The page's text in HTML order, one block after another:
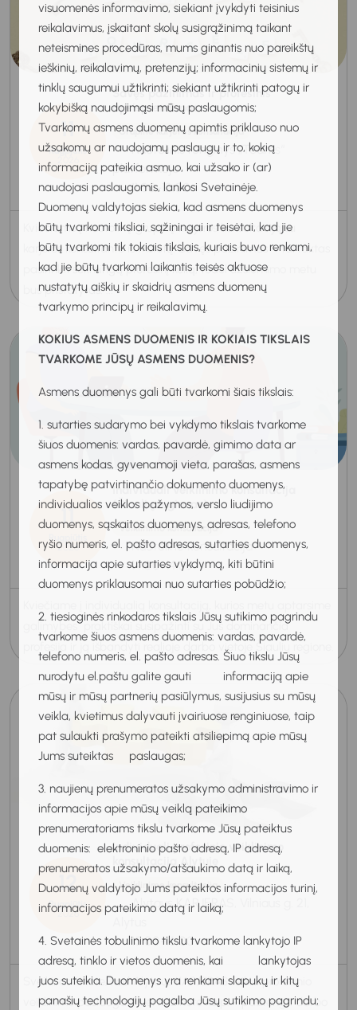
visuomenės informavimo, siekiant įvykdyti teisinius
reikalavimus, įskaitant skolų susigrąžinimą taikant
neteismines procedūras, mums ginantis nuo pareikštų
ieškinių, reikalavimų, pretenzijų; informacinių sistemų ir
tinklų saugumui užtikrinti; siekiant užtikrinti patogų ir
kokybišką naudojimąsi mūsų paslaugomis;
Tvarkomų asmens duomenų apimtis priklauso nuo
užsakomų ar naudojamų paslaugų ir to, kokią
informaciją pateikia asmuo, kai užsako ir (ar)
naudojasi paslaugomis, lankosi Svetainėje.
Duomenų valdytojas siekia, kad asmens duomenys
būtų tvarkomi tiksliai, sąžiningai ir teisėtai, kad jie
būtų tvarkomi tik tokiais tikslais, kuriais buvo renkami,
kad jie būtų tvarkomi laikantis teisės aktuose
nustatytų aiškių ir skaidrių asmens duomenų
tvarkymo principų ir reikalavimų.
KOKIUS ASMENS DUOMENIS IR KOKIAIS TIKSLAIS
TVARKOME JŪSŲ ASMENS DUOMENIS?
Asmens duomenys gali būti tvarkomi šiais tikslais:
1. sutarties sudarymo bei vykdymo tikslais tvarkome
šiuos duomenis: vardas, pavardė, gimimo data ar
asmens kodas, gyvenamoji vieta, parašas, asmens
tapatybę patvirtinančio dokumento duomenys,
individualios veiklos pažymos, verslo liudijimo
duomenys, sąskaitos duomenys, adresas, telefono
ryšio numeris, el. pašto adresas, sutarties duomenys,
informacija apie sutarties vykdymą, kiti būtini
duomenys priklausomai nuo sutarties pobūdžio;
2. tiesioginės rinkodaros tikslais Jūsų sutikimo pagrindu
tvarkome šiuos asmens duomenis: vardas, pavardė,
telefono numeris, el. pašto adresas. Šiuo tikslu Jūsų
nurodytu el.paštu galite gauti informaciją apie
mūsų ir mūsų partnerių pasiūlymus, susijusius su mūsų
veikla, kvietimus dalyvauti įvairiuose renginiuose, taip
pat sulaukti prašymo pateikti atsiliepimą apie mūsų
Jums suteiktas paslaugas;
3. naujienų prenumeratos užsakymo administravimo ir
informacijos apie mūsų veiklą pateikimo
prenumeratoriams tikslu tvarkome Jūsų pateiktus
duomenis: elektroninio pašto adresą, IP adresą,
prenumeratos užsakymo/atšaukimo datą ir laiką,
Duomenų valdytojo Jums pateiktos informacijos turinį,
informacijos pateikimo datą ir laiką;
4. Svetainės tobulinimo tikslu tvarkome lankytojo IP
adresą, tinklo ir vietos duomenis, kai lankytojas
juos suteikia. Duomenys yra renkami slapukų ir kitų
panašių technologijų pagalba Jūsų sutikimo pagrindu;
11
Rugpjūtis
Savęs pažinimas ir profesinis
apsisprendimas
Grupinė karjeros konsultacija
Nuotolinis renginys „Teams“
platformoje
11:00-12:00
Kviečiame į nuotolinę grupinę karjeros konsultaciją su
karjeros konsultante iš Molėtų. Savęs pažinimas – tai raktas
pasirinkti sėkmingą profesinį kelią, todėl užsiėmimo metu
bus pristatytas: ...
11
Rugpjūtis
2026
Individuali veiklinimo konsultacija
(Šiaulių regionas)
Veiklinimo konsultacija
Nuotolinė konsultacija
14:00-14:30
galimybes praktiškai susipažinti su Jus dominančia
profesija ir ją išbandyti realioje darbo vietoje Šiaulių regione.
12
Rugpjūtis
2026
Individuali profesinio veiklinimo
konsultacija Alytuje
Veiklinimo konsultacija
Alytaus KARJERAS, Vilniaus g. 21,
15:00-16:00
Sveiki, ar žinote, kad Alytaus KARJERAS teikia profesinio
veiklinimo paslaugas? Jei nežinote kaip: - pasirengti darbo